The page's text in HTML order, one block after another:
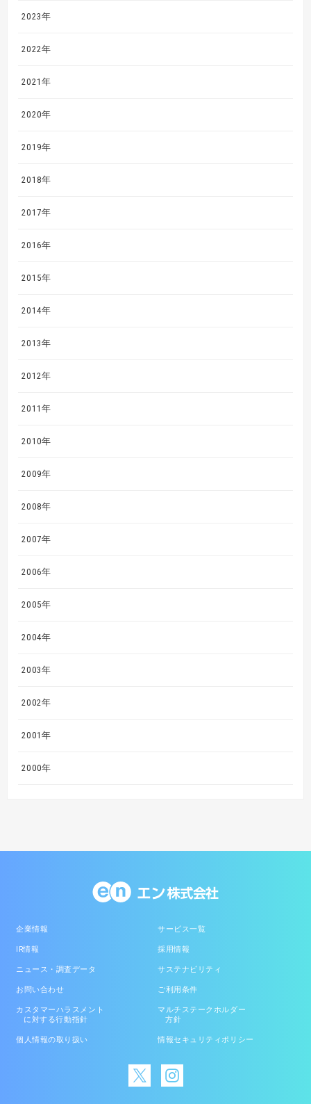
2023年
2022年
2021年
2020年
2019年
2018年
2017年
2016年
2015年
2014年
2013年
2012年
2011年
2010年
2009年
2008年
2007年
2006年
2005年
2004年
2003年
2002年
2001年
2000年
企業情報 サービス一覧
IR情報 採用情報
ニュース・調査データ サステナビリティ
お問い合わせ ご利用条件
カスタマーハラスメント
に対する行動指針
マルチステークホルダー
方針
個人情報の取り扱い 情報セキュリティポリシー